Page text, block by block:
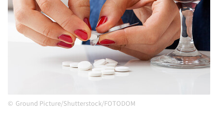
Ground Picture/Shutterstock/FOTODOM